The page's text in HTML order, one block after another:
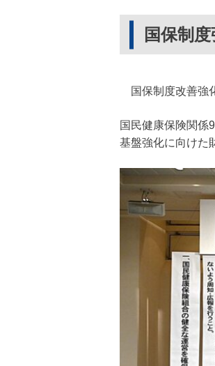
国保制
国保制度改善強
国民健康保険関
基盤強化に向けた